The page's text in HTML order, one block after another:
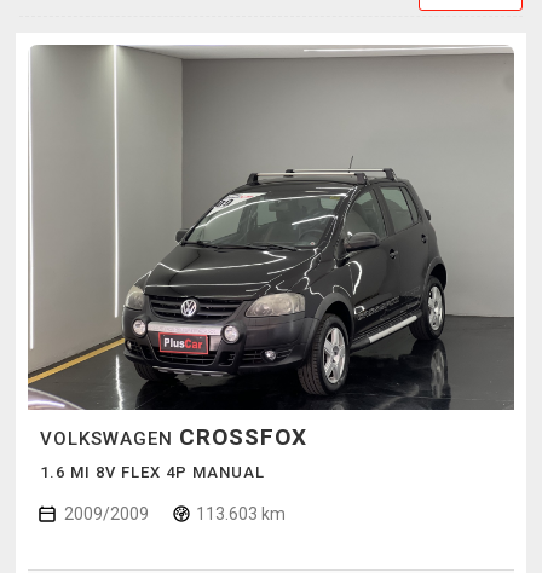
VOLKSWAGEN CROSSFOX
1.6 MI 8V FLEX 4P MANUAL
2009/2009 113.603 km